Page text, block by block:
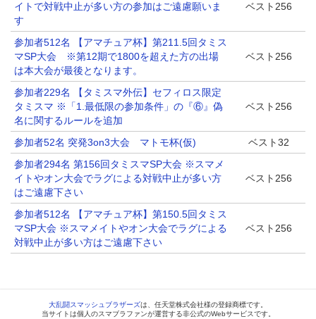
イトで対戦中止が多い方の参加はご遠慮願いま
す
ベスト256
参加者512名 【アマチュア杯】第211.5回タミス
マSP大会 ※第12期で1800を超えた方の出場
は本大会が最後となります。
ベスト256
参加者229名 【タミスマ外伝】セフィロス限定
タミスマ ※「1.最低限の参加条件」の『⑥』偽
名に関するルールを追加
ベスト256
参加者52名 突発3on3大会 マトモ杯(仮)
ベスト32
参加者294名 第156回タミスマSP大会 ※スマメ
イトやオン大会でラグによる対戦中止が多い方
はご遠慮下さい
ベスト256
参加者512名 【アマチュア杯】第150.5回タミス
マSP大会 ※スマメイトやオン大会でラグによる
対戦中止が多い方はご遠慮下さい
ベスト256
大乱闘スマッシュブラザーズは、任天堂株式会社様の登録商標です。
当サイトは個人のスマブラファンが運営する非公式のWebサービスです。